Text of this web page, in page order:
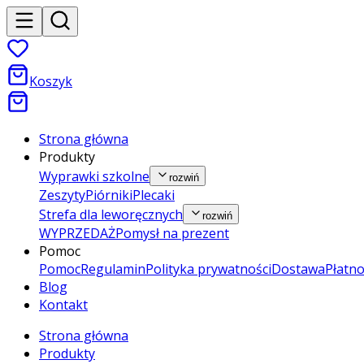
Koszyk
Strona główna
Produkty
Wyprawki szkolne
rozwiń
ZeszytyPiórnikiPlecaki
Strefa dla leworęcznych
rozwiń
WYPRZEDAŻPomysł na prezent
Pomoc
PomocRegulaminPolityka prywatnościDostawa
Blog
Kontakt
Strona główna
Produkty